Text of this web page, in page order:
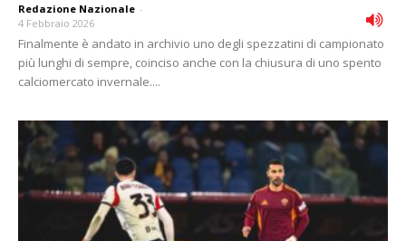
Redazione Nazionale -
4 Febbraio 2026
Finalmente è andato in archivio uno degli spezzatini di campionato
più lunghi di sempre, coinciso anche con la chiusura di uno spento
calciomercato invernale....